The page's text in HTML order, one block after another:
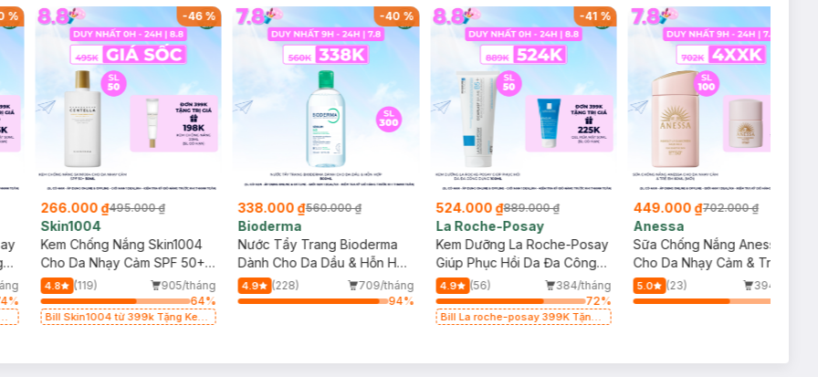
%
%
-46%
266.000 ₫495.000 ₫
Skin1004
Kem Chống Nắng Skin1004
Cho Da Nhạy Cảm SPF 50+
50ml
4.8 (119)
905/tháng
64%
Bill Skin1004 từ 399k Tặng Kem
-40 %
338.000 ₫560.000 ₫
Bioderma
Nước Tẩy Trang Bioderma
Dành Cho Da Dầu & Hỗn Hợp
500ml
4.9 (228)
709/tháng
94%
-41 %
524.000 ₫889.000 ₫
La Roche-Posay
Kem Dưỡng La Roche-Posay
Giúp Phục Hồi Da Đa Công
Dụng 100ml
4.9 (56)
384/tháng
72%
Bill La roche-posay 399K Tặng
449.000 ₫702.000 ₫
Anessa
Sữa Chống Nắng Anessa
Cho Da Nhạy Cảm & Trẻ Em
60ml (Mới)
5.0 (23)
394/tháng